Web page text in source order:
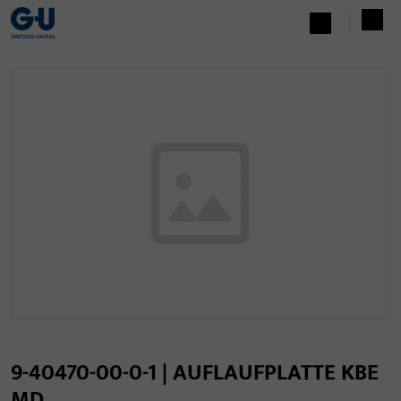
9-40470-00-0-1 | AUFLAUFPLATTE KBE